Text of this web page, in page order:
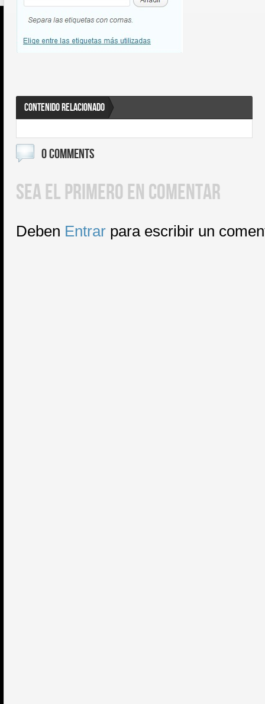
CONTENIDO RELACIONADO
0 COMMENTS
SEA EL PRIMERO EN COMENTAR
Deben Entrar para escribir un